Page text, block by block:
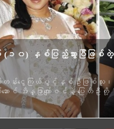
ောဂါပိုး ထပ်မံကူးစက်ခံ
ဂလန်နိုင်ငံမှာ နေထိုင်နေတဲ့ အ
ပိုး ထပ်မံကူးစက်ခံခဲ့ရတယ်လို့ သိ
positive တွေ့ရှိခဲ့တာကြောင့် ဇ